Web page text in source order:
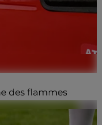
des flammes